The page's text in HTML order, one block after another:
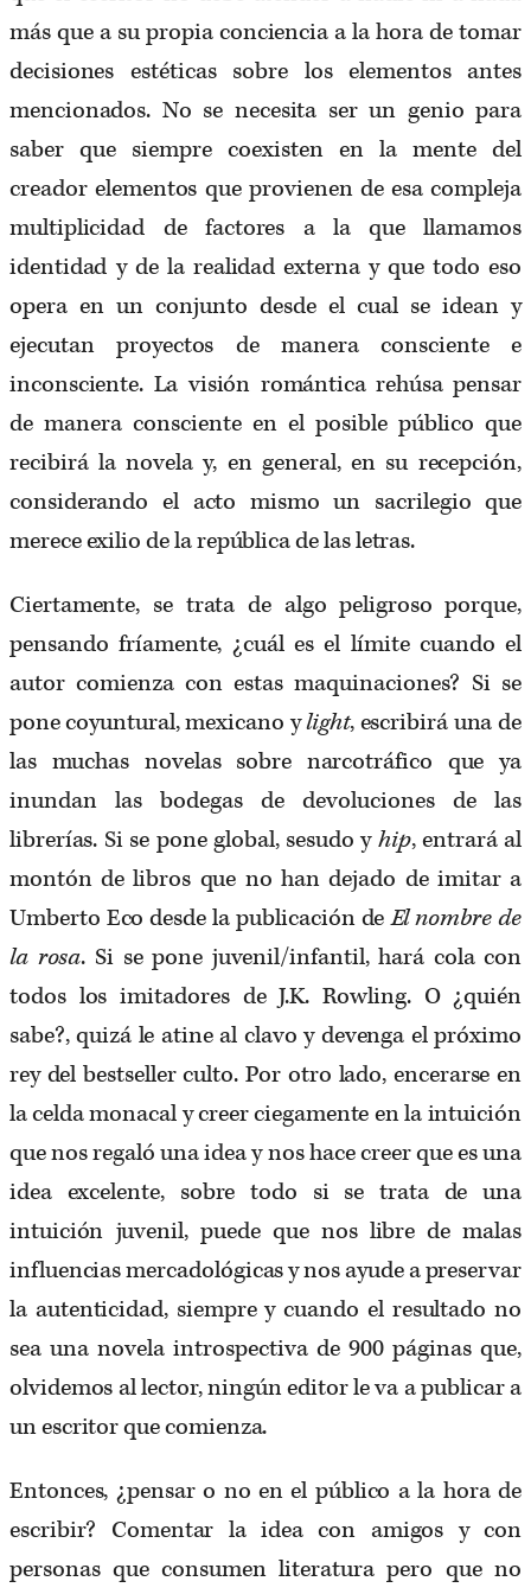
más que a su propia conciencia a la hora de tomar
decisiones estéticas sobre los elementos antes
mencionados. No se necesita ser un genio para
saber que siempre coexisten en la mente del
creador elementos que provienen de esa compleja
multiplicidad de factores a la que llamamos
identidad y de la realidad externa y que todo eso
opera en un conjunto desde el cual se idean y
ejecutan proyectos de manera consciente e
inconsciente. La visión romántica rehúsa pensar
de manera consciente en el posible público que
recibirá la novela y, en general, en su recepción,
considerando el acto mismo un sacrilegio que
merece exilio de la república de las letras.
Ciertamente, se trata de algo peligroso porque,
pensando fríamente, ¿cuál es el límite cuando el
autor comienza con estas maquinaciones? Si se
pone coyuntural, mexicano ylight, escribirá una de
las muchas novelas sobre narcotráfico que ya
inundan las bodegas de devoluciones de las
librerías. Si se pone global, sesudo yhip, entrará al
montón de libros que no han dejado de imitar a
Umberto Eco desde la publicación deEl nombre de
la rosa. Si se pone juvenil/infantil, hará cola con
todos los imitadores de J.K. Rowling. O ¿quién
sabe?, quizá le atine al clavo y devenga el próximo
rey del bestseller culto. Por otro lado, encerarse en
la celda monacal y creer ciegamente en la intuición
que nos regaló una idea y nos hace creer que es una
idea excelente, sobre todo si se trata de una
intuición juvenil, puede que nos libre de malas
influencias mercadológicas y nos ayude a preservar
la autenticidad, siempre y cuando el resultado no
sea una novela introspectiva de 900 páginas que,
olvidemos al lector, ningún editor le va a publicar a
un escritor que comienza.
Entonces, ¿pensar o no en el público a la hora de
escribir? Comentar la idea con amigos y con
personas que consumen literatura pero que no